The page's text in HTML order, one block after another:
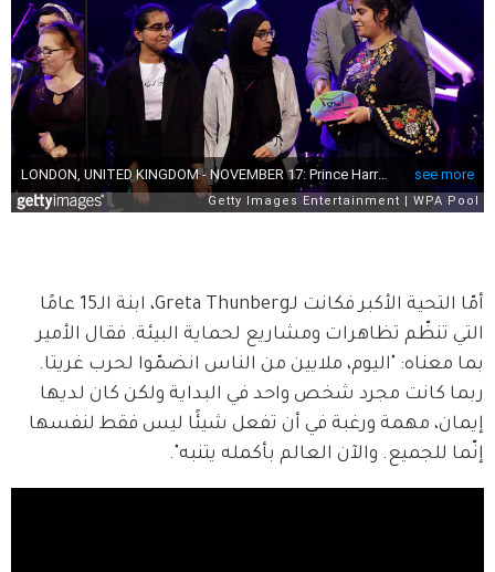
أمّا التحية الأكبر فكانت لـGreta Thunberg، ابنة الـ15 عامًا
التي تنظّم تظاهرات ومشاريع لحماية البيئة. فقال الأمير
بما معناه: "اليوم، ملايين من الناس انضمّوا لحرب غريتا.
ربما كانت مجرد شخص واحد في البداية ولكن كان لديها
إيمان، مهمة ورغبة في أن تفعل شيئًا ليس فقط لنفسها
إنّما للجميع. والآن العالم بأكمله يتنبه".